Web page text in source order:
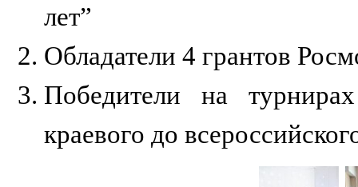
лет”
Обладатели 4 грантов
Победители на
краевого до